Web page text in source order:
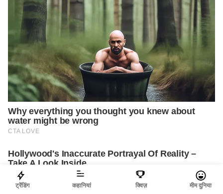
ट्रेंडिंग कहानियां क्विज़ मीम दुनिया